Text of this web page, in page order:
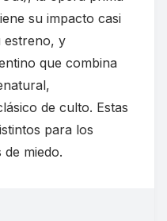
su impacto casi
estreno, y
que combina
de culto. Estas
para los
miedo.